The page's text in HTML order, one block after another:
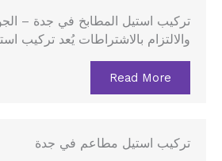
تركيب استيل المطابخ في جدة –
والالتزام بالاشتراطات يُعد تركيب
Read More
تركيب استيل مطاعم في جدة